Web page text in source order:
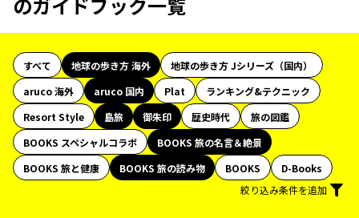
すべて 地球の歩き方 海外
地球の歩き方 Jシリーズ（国内）
aruco 海外
aruco 国内 Plat
ランキング&テクニック
Resort Style
島旅 御朱印 歴史時代
旅の図鑑
BOOKS スペシャルコラボ
BOOKS 旅の名言＆絶景
BOOKS 旅と健康
BOOKS 旅の読み物 BOOKS
D-Books
絞り込み条件を追加